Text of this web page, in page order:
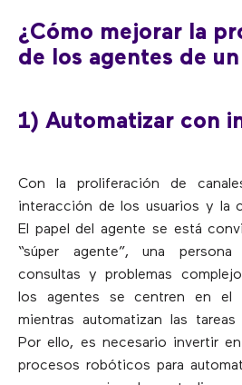
¿Cómo mejorar la
de los agentes de
1) Automatizar con
Con la proliferación de
interacción de los usuarios y la
El papel del agente se está
“súper agente”, una
consultas y problemas
los agentes se centren en el
mientras automatizan las
Por ello, es necesario invertir
procesos robóticos para